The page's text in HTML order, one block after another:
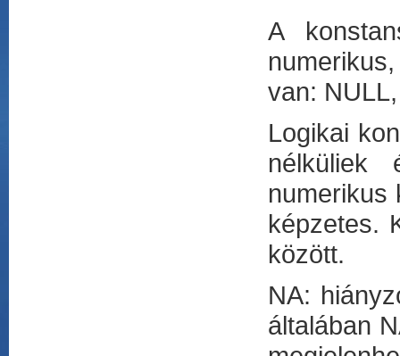
A
van:
Logikai
nélküliek
numerikus
képzetes.
között.
NA:
általában